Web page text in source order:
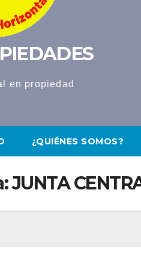
en propiedad
¿QUIÉNES SOMOS?
JUNTA